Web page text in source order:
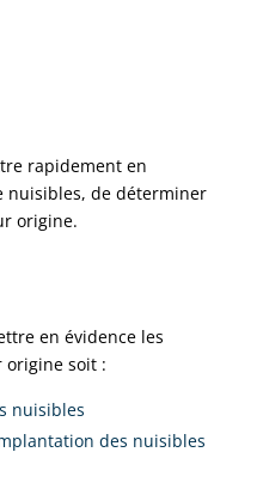
rapidement en
nuisibles, de déterminer
origine.
en évidence les
origine soit :
nuisibles
des nuisibles